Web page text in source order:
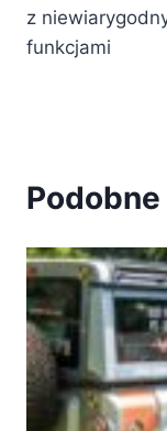
z
funkcjami